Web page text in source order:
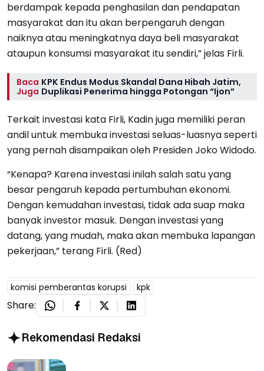
berdampak kepada penghasilan dan pendapatan
masyarakat dan itu akan berpengaruh dengan
naiknya atau meningkatnya daya beli masyarakat
ataupun konsumsi masyarakat itu sendiri,” jelas Firli.
Baca
Juga
KPK Endus Modus Skandal Dana Hibah Jatim,
Duplikasi Penerima hingga Potongan “Ijon”
Terkait investasi kata Firli, Kadin juga memiliki peran
andil untuk membuka investasi seluas-luasnya seperti
yang pernah disampaikan oleh Presiden Joko Widodo.
“Kenapa? Karena investasi inilah salah satu yang
besar pengaruh kepada pertumbuhan ekonomi.
Dengan kemudahan investasi, tidak ada suap maka
banyak investor masuk. Dengan investasi yang
datang, yang mudah, maka akan membuka lapangan
pekerjaan,” terang Firli. (Red)
komisi pemberantas korupsi kpk
Share:
Rekomendasi Redaksi